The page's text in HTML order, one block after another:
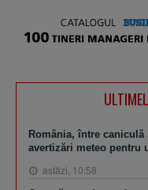
România, între
avertizări meteo pentru
astăzi, 10:58